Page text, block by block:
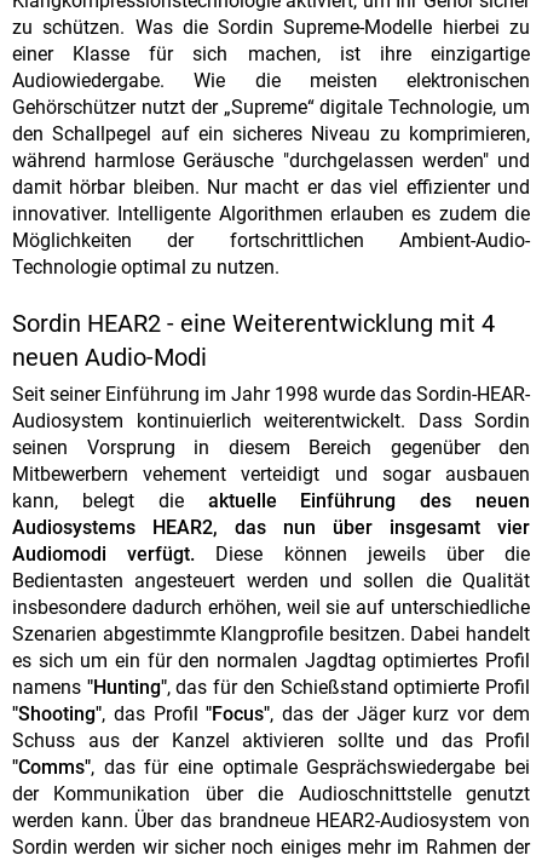
zu schützen. Was die Sordin Supreme-Modelle hierbei zu
einer Klasse für sich machen, ist ihre einzigartige
Audiowiedergabe. Wie die meisten elektronischen
Gehörschützer nutzt der „Supreme“ digitale Technologie, um
den Schallpegel auf ein sicheres Niveau zu komprimieren,
während harmlose Geräusche "durchgelassen werden" und
damit hörbar bleiben. Nur macht er das viel effizienter und
innovativer. Intelligente Algorithmen erlauben es zudem die
Möglichkeiten der fortschrittlichen Ambient-Audio-
Technologie optimal zu nutzen.
Sordin HEAR2 - eine Weiterentwicklung mit 4
neuen Audio-Modi
Seit seiner Einführung im Jahr 1998 wurde das Sordin-HEAR-
Audiosystem kontinuierlich weiterentwickelt. Dass Sordin
seinen Vorsprung in diesem Bereich gegenüber den
Mitbewerbern vehement verteidigt und sogar ausbauen
kann, belegt die aktuelle Einführung des neuen
Audiosystems HEAR2, das nun über insgesamt vier
Audiomodi verfügt. Diese können jeweils über die
Bedientasten angesteuert werden und sollen die Qualität
insbesondere dadurch erhöhen, weil sie auf unterschiedliche
Szenarien abgestimmte Klangprofile besitzen. Dabei handelt
es sich um ein für den normalen Jagdtag optimiertes Profil
namens "Hunting", das für den Schießstand optimierte Profil
"Shooting", das Profil"Focus", das der Jäger kurz vor dem
Schuss aus der Kanzel aktivieren sollte und das Profil
"Comms", das für eine optimale Gesprächswiedergabe bei
der Kommunikation über die Audioschnittstelle genutzt
werden kann. Über das brandneue HEAR2-Audiosystem von
Sordin werden wir sicher noch einiges mehr im Rahmen der